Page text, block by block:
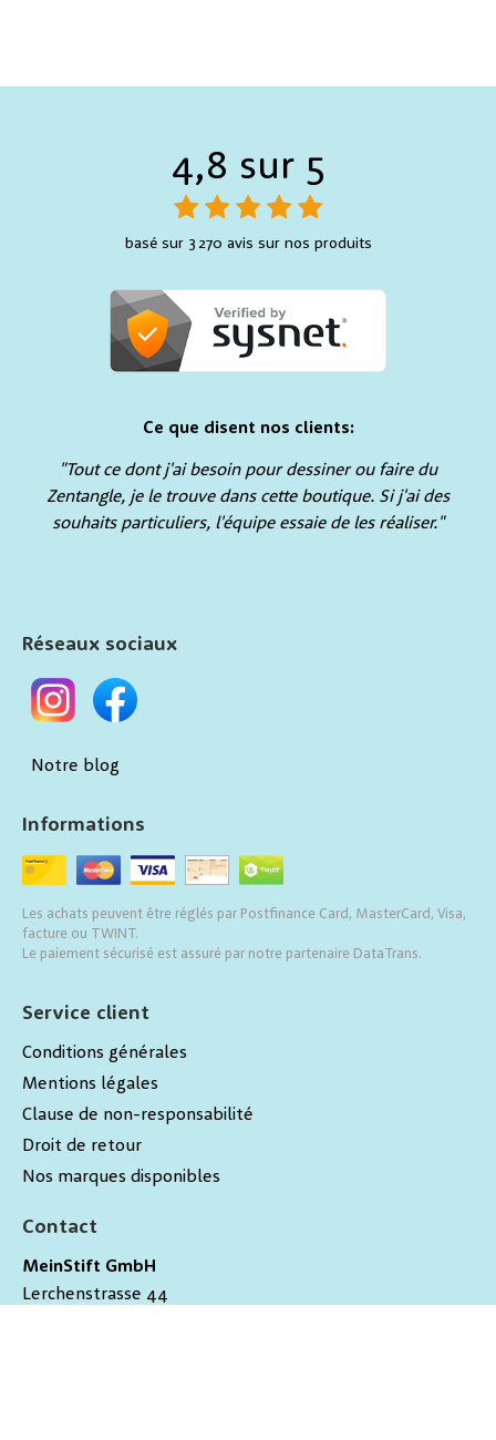
4,8 sur 5
basé sur 3 270 avis sur nos produits
Ce que disent nos clients:
"Tout ce dont j'ai besoin pour dessiner ou faire du
Zentangle, je le trouve dans cette boutique. Si j'ai des
souhaits particuliers, l'équipe essaie de les réaliser."
Contact
MeinStift GmbH
Lerchenstrasse 44
Service client
Conditions générales
Mentions légales
Clause de non-responsabilité
Droit de retour
Nos marques disponibles
Informations
Les achats peuvent être réglés par Postfinance Card, MasterCard, Visa,
facture ou TWINT.
Le paiement sécurisé est assuré par notre partenaire DataTrans.
Réseaux sociaux
Notre blog